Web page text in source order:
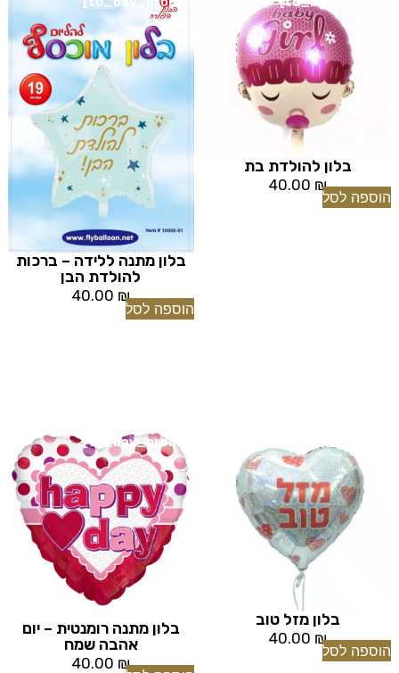
בלון להולדת בת
40.00 ₪
הוספה לסל
בלון מתנה ללידה – ברכות
להולדת הבן
40.00 ₪
הוספה לסל
בלון מזל טוב
40.00 ₪
הוספה לסל
בלון מתנה רומנטית – יום
אהבה שמח
40.00 ₪